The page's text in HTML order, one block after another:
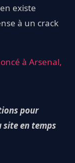
existe
à un crack
à Arsenal,
pour
en temps